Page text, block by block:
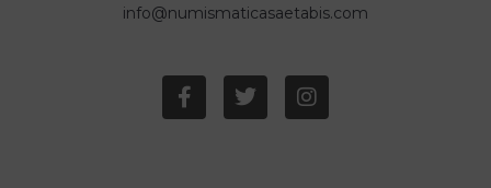
info@numismaticasaetabis.com